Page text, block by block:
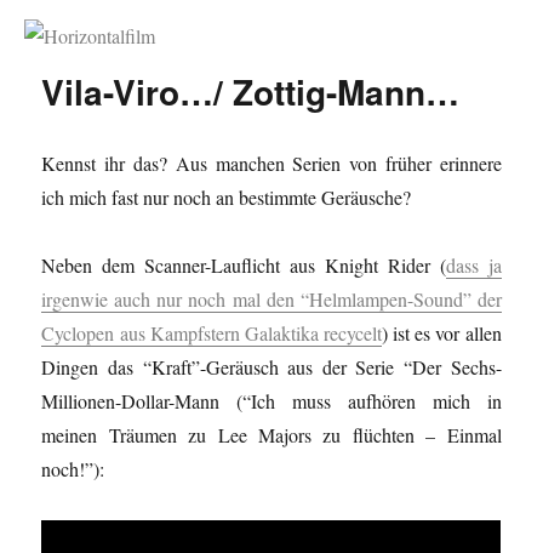
Horizontalfilm
Vila-Viro…/ Zottig-Mann…
Kennst ihr das? Aus manchen Serien von früher erinnere
ich mich fast nur noch an bestimmte Geräusche?
Neben dem Scanner-Lauflicht aus Knight Rider (dass ja
irgenwie auch nur noch mal den “Helmlampen-Sound” der
Cyclopen aus Kampfstern Galaktika recycelt) ist es vor allen
Dingen das “Kraft”-Geräusch aus der Serie “Der Sechs-
Millionen-Dollar-Mann (“Ich muss aufhören mich in
meinen Träumen zu Lee Majors zu flüchten – Einmal
noch!”):